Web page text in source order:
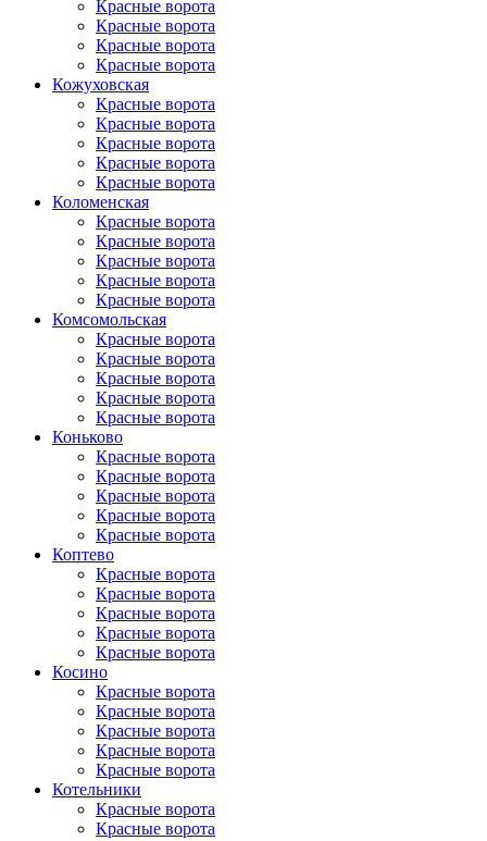
Красные ворота
Красные ворота
Красные ворота
Красные ворота
Кожуховская
Красные ворота
Красные ворота
Красные ворота
Красные ворота
Красные ворота
Коломенская
Красные ворота
Красные ворота
Красные ворота
Красные ворота
Красные ворота
Комсомольская
Красные ворота
Красные ворота
Красные ворота
Красные ворота
Красные ворота
Коньково
Красные ворота
Красные ворота
Красные ворота
Красные ворота
Красные ворота
Коптево
Красные ворота
Красные ворота
Красные ворота
Красные ворота
Красные ворота
Косино
Красные ворота
Красные ворота
Красные ворота
Красные ворота
Красные ворота
Котельники
Красные ворота
Красные ворота